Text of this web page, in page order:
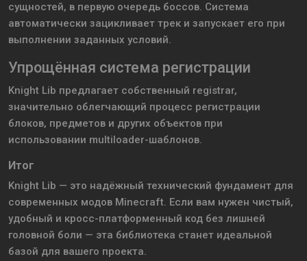
сущностей, в первую очередь боссов. Система
автоматически зацикливает трек и запускает его при
выполнении заданных условий.
Упрощённая система регистрации
Knight Lib предлагает собственный registrar,
значительно облегчающий процесс регистрации
блоков, предметов и других объектов при
использовании multiloader-шаблонов.
Итог
Knight Lib — это надёжный технический фундамент для
современных модов Minecraft. Если вам нужен чистый,
удобный и кросс-платформенный код без лишней
головной боли — эта библиотека станет идеальной
базой для вашего проекта.